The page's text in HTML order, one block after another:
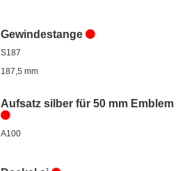
Gewindestange
S187
187,5 mm
Aufsatz silber für 50 mm Emblem
A100